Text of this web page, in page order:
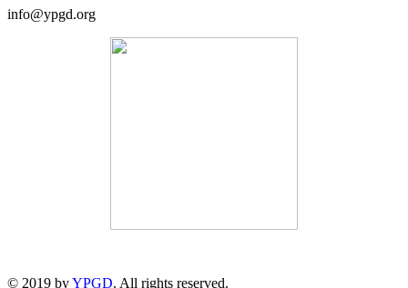
info@ypgd.org
© 2019 byYPGD. All rights reserved.